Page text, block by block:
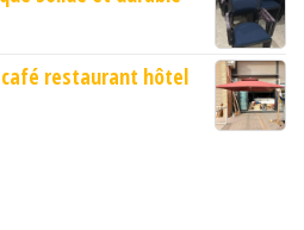
restaurant hôtel